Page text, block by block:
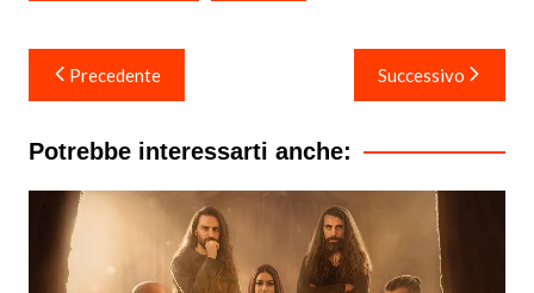
Navigazione
articoli
Precedente Successivo
Potrebbe interessarti anche: